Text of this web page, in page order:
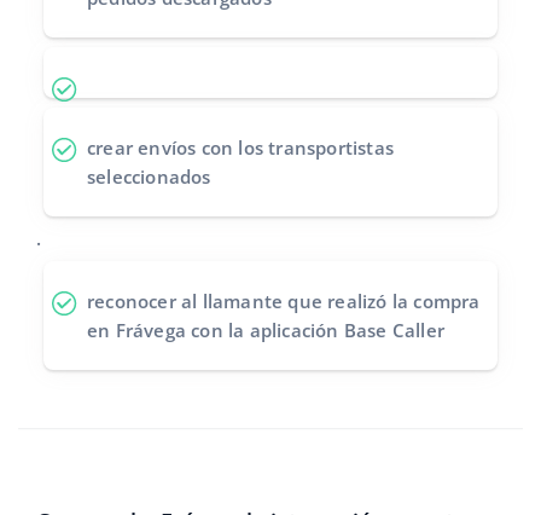
crear envíos con los transportistas
seleccionados
.
reconocer al llamante que realizó la compra
en Frávega con la aplicación Base Caller